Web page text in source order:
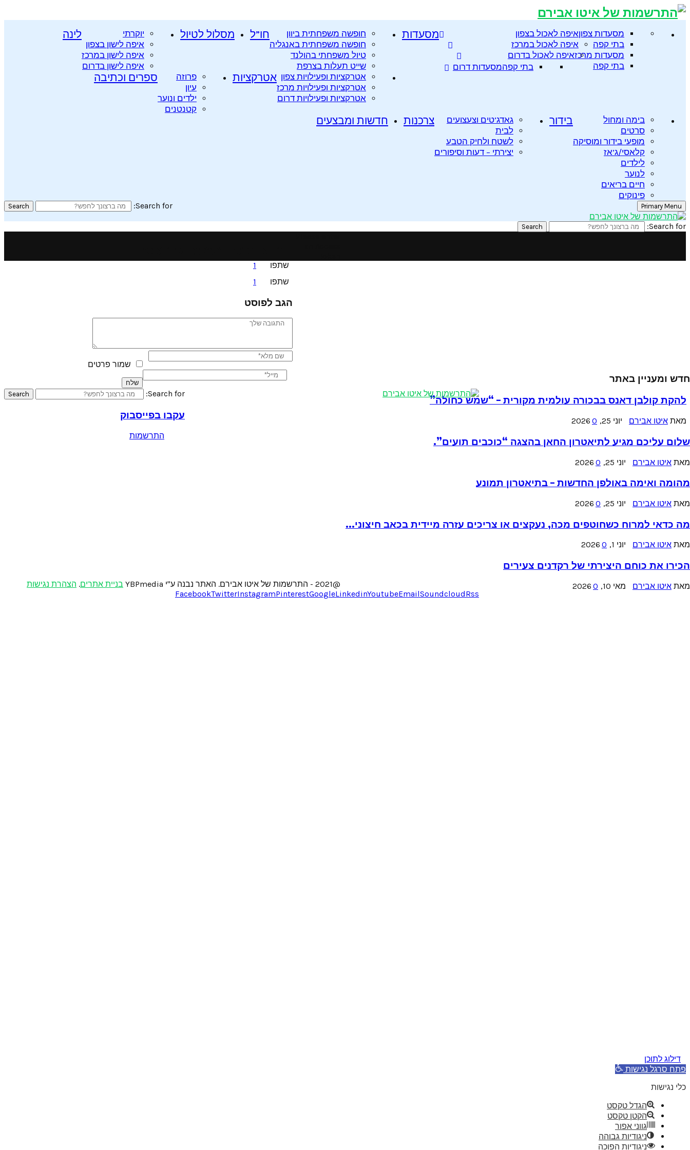
מסעדות איפה לאכול בצפוןמסעדות צפון
בתי קפה
איפה לאכול במרכז
מסעדות מרכז
בתי קפה
איפה לאכול בדרום
מסעדות דרוםבתי קפה
חו”ל
חופשה משפחתית ביוון
חופשה משפחתית באנגליה
טיול משפחתי בהולנד
שייט תעלות בצרפת
מסלול לטיול לינה
יוקרתי
איפה לישון בצפון
איפה לישון במרכז
איפה לישון בדרום
אטרקציות אטרקציות ופעילויות צפון
אטרקציות ופעילויות מרכז
אטרקציות ופעילויות דרום
ספרים וכתיבה
פרוזה
עיון
ילדים ונוער
קטנטנים
בידור
בימה ומחול
סרטים
מופעי בידור ומוסיקה
קלאסי/ג’אז
לילדים
לנוער
חיים בריאים
פינוקים
צרכנות
גאדג’טים וצעצועים
לבית
לשטח ולחיק הטבע
יצירתי – דעות וסיפורים
חדשות ומבצעים
Search for:
Search Primary Menu
Search for:
Search
שתפו
1
שתפו
1
הגב לפוסט
שמור פרטים
חדש ומעניין באתר
להקת קולבן דאנס בבכורה עולמית מקורית – “שמש כחולה”
מאת איטו אבירם יוני 25, 2026 0
שלום עליכם מגיע לתיאטרון החאן בהצגה “כוכבים תועים”.
מאת איטו אבירם יוני 25, 2026 0
מהומה ואימה באולפן החדשות – בתיאטרון תמונע
מאת איטו אבירם יוני 25, 2026 0
מה כדאי למרוח כשחוטפים מכה, נעקצים או צריכים עזרה מיידית בכאב חיצוני...
מאת איטו אבירם יוני 1, 2026 0
הכירו את כוחם היצירתי של רקדנים צעירים
מאת איטו אבירם מאי 10, 2026 0
Search for:
Search
עקבו בפייסבוק
התרשמות
@2021 - התרשמות של איטו אבירם. האתר נבנה ע"י YBPmedia בניית אתרים. הצהרת נגישות
FacebookTwitterInstagramPinterestGoogleLinkedinYoutubeEmailSoundcloudRss
דילוג לתוכן
פתח סרגל נגישות
כלי נגישות
הגדל טקסט
הקטן טקסט
גווני אפור
ניגודיות גבוהה
ניגודיות הפוכה